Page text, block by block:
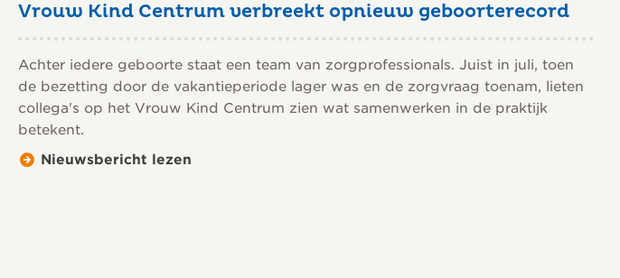
Vrouw Kind Centrum verbreekt opnieuw geboorterecord
Achter iedere geboorte staat een team van zorgprofessionals. Juist in juli, toen
de bezetting door de vakantieperiode lager was en de zorgvraag toenam, lieten
collega's op het Vrouw Kind Centrum zien wat samenwerken in de praktijk
betekent.
Nieuwsbericht lezen